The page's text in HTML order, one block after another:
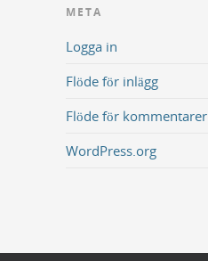
META
Logga in
Flöde för inlägg
Flöde för kommentarer
WordPress.org